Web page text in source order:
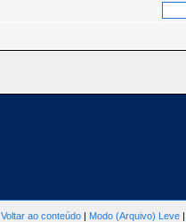
Voltar ao conteúdo | Modo (Arquivo) Leve